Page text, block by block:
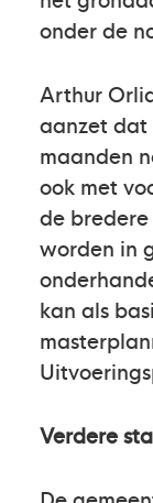
onder de
Arthur
aanzet dat
maanden
ook met
de
worden in
kan als
Verdere